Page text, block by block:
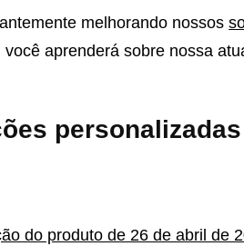
melhorando nossos
você aprenderá sobre nossa
do produto de 26 de abril de